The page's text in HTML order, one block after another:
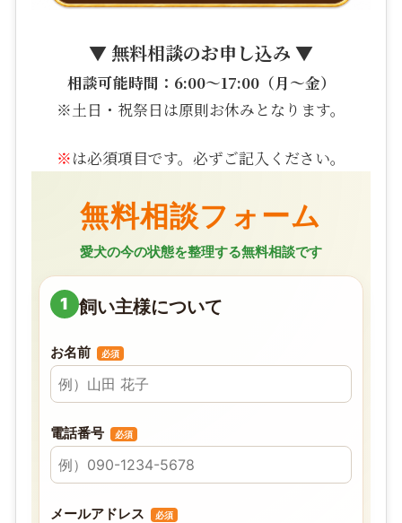
▼ 無料相談のお申し込み ▼
相談可能時間：6:00〜17:00（月〜金）
※土日・祝祭日は原則お休みとなります。
※は必須項目です。必ずご記入ください。
無料相談フォーム
愛犬の今の状態を整理する無料相談です
1 飼い主様について
お名前 必須
電話番号 必須
メールアドレス 必須